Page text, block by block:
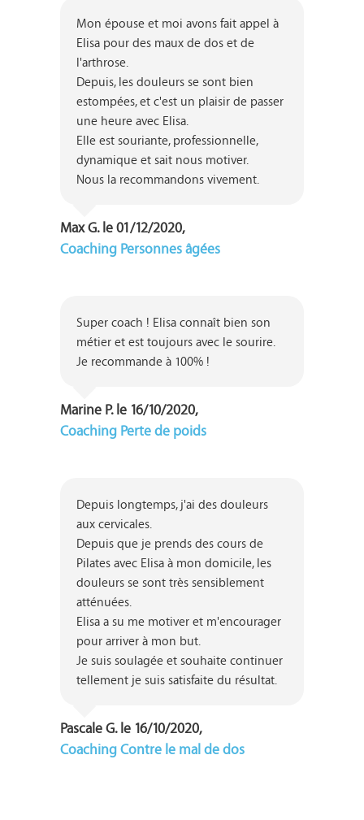
Mon épouse et moi avons fait appel à
Elisa pour des maux de dos et de
l'arthrose.
Depuis, les douleurs se sont bien
estompées, et c'est un plaisir de passer
une heure avec Elisa.
Elle est souriante, professionnelle,
dynamique et sait nous motiver.
Nous la recommandons vivement.
Max G. le 01/12/2020,
Coaching Personnes âgées
Super coach ! Elisa connaît bien son
métier et est toujours avec le sourire.
Je recommande à 100% !
Marine P. le 16/10/2020,
Coaching Perte de poids
Depuis longtemps, j'ai des douleurs
aux cervicales.
Depuis que je prends des cours de
Pilates avec Elisa à mon domicile, les
douleurs se sont très sensiblement
atténuées.
Elisa a su me motiver et m'encourager
pour arriver à mon but.
Je suis soulagée et souhaite continuer
tellement je suis satisfaite du résultat.
Pascale G. le 16/10/2020,
Coaching Contre le mal de dos